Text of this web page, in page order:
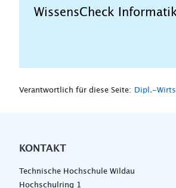
WissensCheck
Verantwortlich für diese Seite: Dipl.-
KONTAKT
Technische Hochschule Wildau
Hochschulring 1